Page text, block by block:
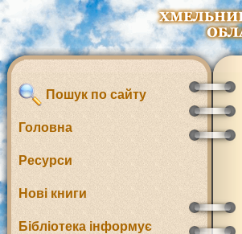
Пошук по сайту
Головна
Ресурси
Нові книги
Бібліотека інформує